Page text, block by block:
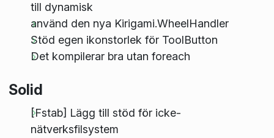
till dynamisk
använd den nya Kirigami.WheelHandler
Stöd egen ikonstorlek för ToolButton
Det kompilerar bra utan foreach
Solid
[Fstab] Lägg till stöd för icke-
nätverksfilsystem